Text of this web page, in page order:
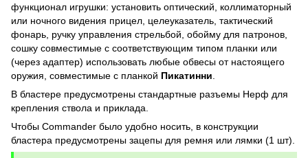
функционал игрушки: установить оптический, коллиматорный
или ночного видения прицел, целеуказатель, тактический
фонарь, ручку управления стрельбой, обойму для патронов,
сошку совместимые с соответствующим типом планки или
(через адаптер) использовать любые обвесы от настоящего
оружия, совместимые с планкой Пикатинни
В бластере предусмотрены стандартные разъемы Нерф для
крепления ствола и приклада.
Чтобы Commander было удобно носить, в конструкции
бластера предусмотрены зацепы для ремня или лямки (1 шт).